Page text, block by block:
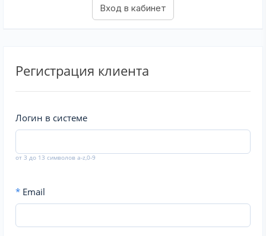
Регистрация клиента
Логин в системе
от 3 до 13 символов a-z,0-9
* Email